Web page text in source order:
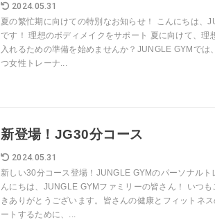
2024.05.31
夏の繁忙期に向けての特別なお知らせ！ こんにちは、
です！ 理想のボディメイクをサポート 夏に向けて、理
入れるための準備を始めませんか？JUNGLE GYMでは
つ女性トレーナ...
新登場！JG30分コース
2024.05.31
新しい30分コース登場！JUNGLE GYMのパーソナルト
んにちは、JUNGLE GYMファミリーの皆さん！ いつも
きありがとうございます。皆さんの健康とフィットネ
ートするために、...